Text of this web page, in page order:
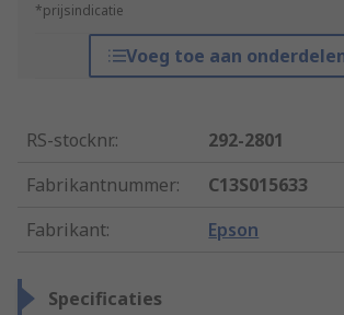
*prijsindicatie
Voeg toe aan
RS-stocknr.:
292-2801
Fabrikantnummer:
C13S015633
Fabrikant: Epson
Specificaties